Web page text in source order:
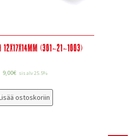
(301-21-1003)
9,00€ sis alv 25.5%
ostoskoriin